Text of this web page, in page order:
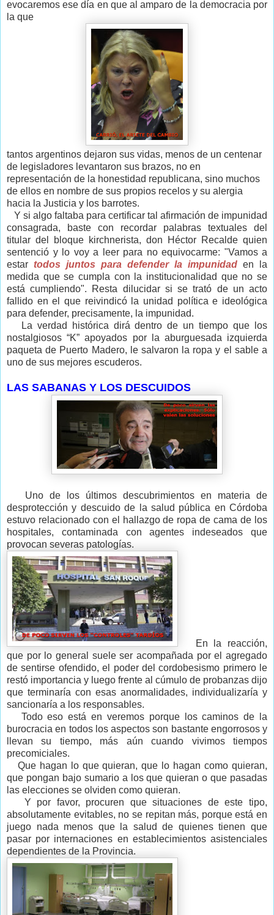
evocaremos ese día en que al amparo de la democracia por
la que
tantos argentinos dejaron sus vidas, menos de un centenar
de legisladores levantaron sus brazos, no en
representación de la honestidad republicana, sino muchos
de ellos en nombre de sus propios recelos y su alergia
hacia la Justicia y los barrotes.
Y si algo faltaba para certificar tal afirmación de impunidad
consagrada, baste con recordar palabras textuales del
titular del bloque kirchnerista, don Héctor Recalde quien
sentenció y lo voy a leer para no equivocarme: "Vamos a
estar todos juntos para defender la impunidad en la
medida que se cumpla con la institucionalidad que no se
está cumpliendo". Resta dilucidar si se trató de un acto
fallido en el que reivindicó la unidad política e ideológica
para defender, precisamente, la impunidad.
La verdad histórica dirá dentro de un tiempo que los
nostalgiosos “K” apoyados por la aburguesada izquierda
paqueta de Puerto Madero, le salvaron la ropa y el sable a
uno de sus mejores escuderos.
LAS SABANAS Y LOS DESCUIDOS
Uno de los últimos descubrimientos en materia de
desprotección y descuido de la salud pública en Córdoba
estuvo relacionado con el hallazgo de ropa de cama de los
hospitales, contaminada con agentes indeseados que
provocan severas patologías.
En la reacción,
que por lo general suele ser acompañada por el agregado
de sentirse ofendido, el poder del cordobesismo primero le
restó importancia y luego frente al cúmulo de probanzas dijo
que terminaría con esas anormalidades, individualizaría y
sancionaría a los responsables.
Todo eso está en veremos porque los caminos de la
burocracia en todos los aspectos son bastante engorrosos y
llevan su tiempo, más aún cuando vivimos tiempos
precomiciales.
Que hagan lo que quieran, que lo hagan como quieran,
que pongan bajo sumario a los que quieran o que pasadas
las elecciones se olviden como quieran.
Y por favor, procuren que situaciones de este tipo,
absolutamente evitables, no se repitan más, porque está en
juego nada menos que la salud de quienes tienen que
pasar por internaciones en establecimientos asistenciales
dependientes de la Provincia.